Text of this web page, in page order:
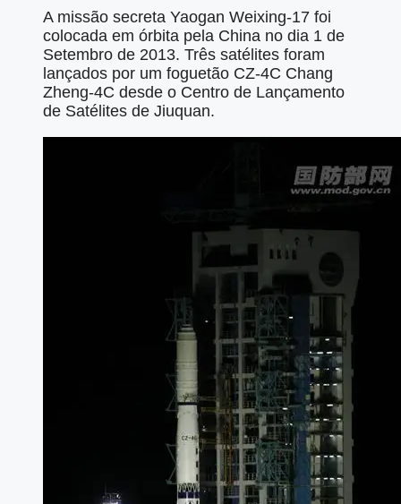
A missão secreta Yaogan Weixing-17 foi
colocada em órbita pela China no dia 1 de
Setembro de 2013. Três satélites foram
lançados por um foguetão CZ-4C Chang
Zheng-4C desde o Centro de Lançamento
de Satélites de Jiuquan.